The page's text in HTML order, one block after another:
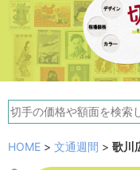
HOME > 文通週間 > 歌川